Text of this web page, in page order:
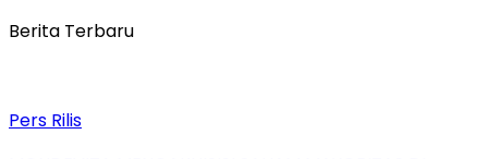
Berita Terbaru
Pers Rilis